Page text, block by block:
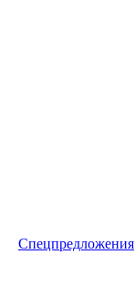
Спецпредложения